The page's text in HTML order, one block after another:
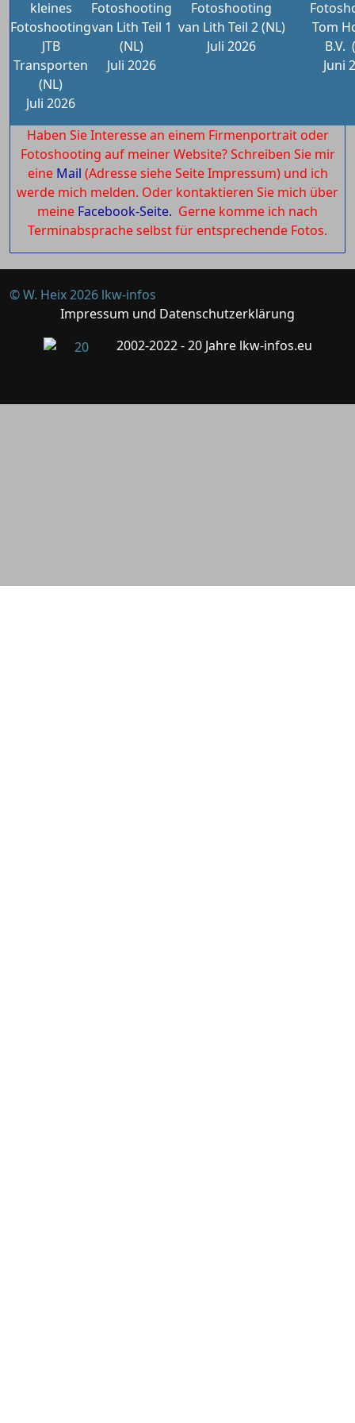
kleines
Fotoshooting
JTB
Transporten
(NL)
Juli 2026
Fotoshooting
van Lith Teil 1
(NL)
Juli 2026
Fotoshooting
van Lith Teil 2 (NL)
Juli 2026
Tom
B.V.
Juni
Haben Sie Interesse an einem Firmenportrait oder
Fotoshooting auf meiner Website? Schreiben Sie mir
eine Mail (Adresse siehe Seite Impressum) und ich
werde mich melden. Oder kontaktieren Sie mich über
meine Facebook-Seite. Gerne komme ich nach
Terminabsprache selbst für entsprechende Fotos.
© W. Heix 2026 lkw-infos
Impressum und Datenschutzerklärung
2002-2022 - 20 Jahre lkw-infos.eu